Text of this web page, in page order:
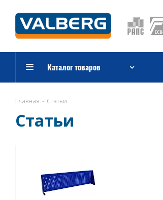
Каталог товаров
Главная - Статьи
Статьи